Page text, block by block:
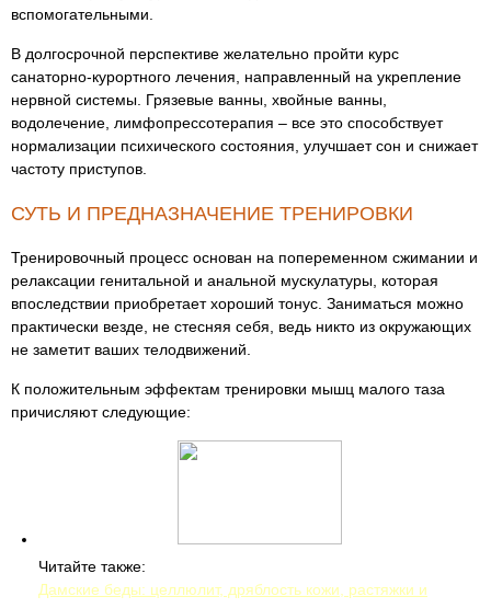
вспомогательными.
В долгосрочной перспективе желательно пройти курс
санаторно-курортного лечения, направленный на укрепление
нервной системы. Грязевые ванны, хвойные ванны,
водолечение, лимфопрессотерапия – все это способствует
нормализации психического состояния, улучшает сон и снижает
частоту приступов.
СУТЬ И ПРЕДНАЗНАЧЕНИЕ ТРЕНИРОВКИ
Тренировочный процесс основан на попеременном сжимании и
релаксации генитальной и анальной мускулатуры, которая
впоследствии приобретает хороший тонус. Заниматься можно
практически везде, не стесняя себя, ведь никто из окружающих
не заметит ваших телодвижений.
К положительным эффектам тренировки мышц малого таза
причисляют следующие:
Читайте также:
Дамские беды: целлюлит, дряблость кожи, растяжки и